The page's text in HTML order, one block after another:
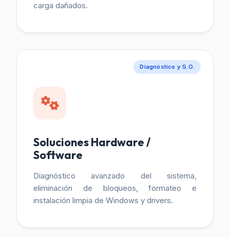
carga dañados.
Diagnóstico y S.O.
Soluciones Hardware /
Software
Diagnóstico avanzado del sistema,
eliminación de bloqueos, formateo e
instalación limpia de Windows y drivers.